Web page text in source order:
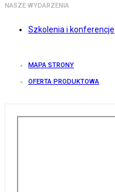
NASZE WYDARZENIA
Szkolenia i konferencje
MAPA STRONY
OFERTA PRODUKTOWA